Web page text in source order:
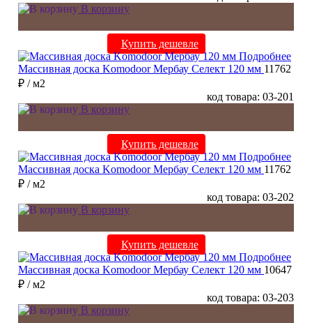
В корзину
Купить дешевле
Подробнее
Массивная доска Komodoor Мербау Селект 120 мм 11762
₽ / м2
код товара: 03-201
В корзину
Купить дешевле
Подробнее
Массивная доска Komodoor Мербау Селект 120 мм 11762
₽ / м2
код товара: 03-202
В корзину
Купить дешевле
Подробнее
Массивная доска Komodoor Мербау Селект 120 мм 10647
₽ / м2
код товара: 03-203
В корзину